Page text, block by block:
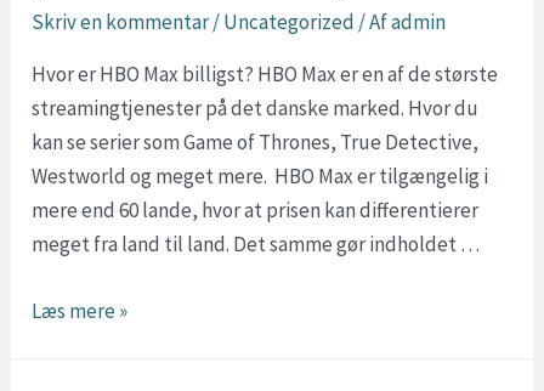
Skriv en kommentar/Uncategorized / Afadmin
Hvor er HBO Max billigst? HBO Max er en af de største
streamingtjenester på det danske marked. Hvor du
kan se serier som Game of Thrones, True Detective,
Westworld og meget mere. HBO Max er tilgængelig i
mere end 60 lande, hvor at prisen kan differentierer
meget fra land til land. Det samme gør indholdet …
Hvor
Læs mere »